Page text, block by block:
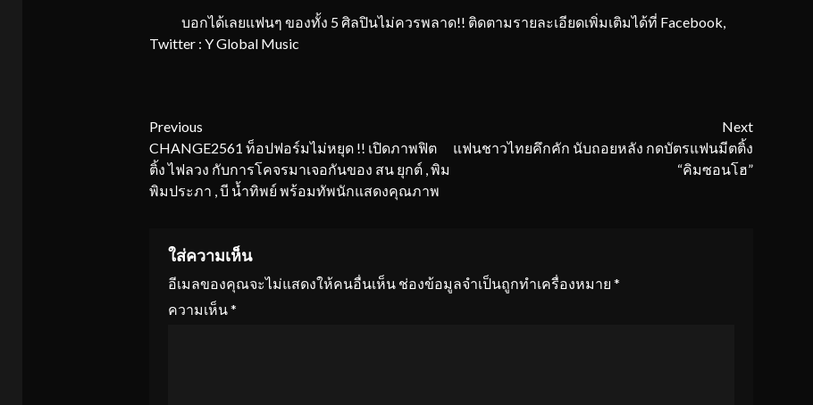
บอกได้เลยแฟนๆ ของทั้ง 5 ศิลปินไม่ควรพลาด!! ติดตามรายละเอียดเพิ่มเติมได้ที่ Facebook,
Twitter : Y Global Music
Continue
Reading
Previous
CHANGE2561 ท็อปฟอร์มไม่หยุด !! เปิดภาพฟิต
ติ้ง ไฟลวง กับการโคจรมาเจอกันของ สน ยุกต์ , พิม
พิมประภา , บี น้ำทิพย์ พร้อมทัพนักแสดงคุณภาพ
Next
แฟนชาวไทยคึกคัก นับถอยหลัง กดบัตรแฟนมีตติ้ง
“คิมซอนโฮ”
ใส่ความเห็น
อีเมลของคุณจะไม่แสดงให้คนอื่นเห็น ช่องข้อมูลจำเป็นถูกทำเครื่องหมาย *
ความเห็น*